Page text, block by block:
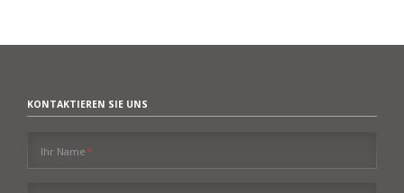
KONTAKTIEREN SIE UNS
Pflichtfeld
Ihr Name*